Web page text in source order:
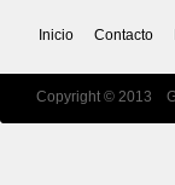
Inicio Contacto
Copyright © 2013